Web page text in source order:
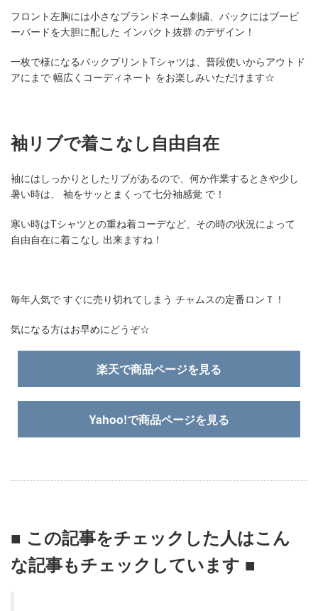
フロント左胸には小さなブランドネーム刺繍、バックにはブービ
ーバードを大胆に配した インパクト抜群 のデザイン！
一枚で様になるバックプリントTシャツは、普段使いからアウトド
アにまで 幅広くコーディネート をお楽しみいただけます☆
袖リブで着こなし自由自在
袖にはしっかりとしたリブがあるので、何か作業するときや少し
暑い時は、 袖をサッとまくって七分袖感覚 で！
寒い時はTシャツとの重ね着コーデなど、その時の状況によって
自由自在に着こなし 出来ますね！
毎年人気で すぐに売り切れてしまう チャムスの定番ロンＴ！
気になる方はお早めにどうぞ☆
楽天で商品ページを見る
Yahoo!で商品ページを見る
■ この記事をチェックした人はこん
な記事もチェックしています ■